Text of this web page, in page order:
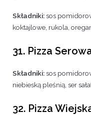
Składniki:sos
koktajlowe, rukola,
31. Pizza
Składniki:sos
niebieską pleśnią, ser
32. Pizza